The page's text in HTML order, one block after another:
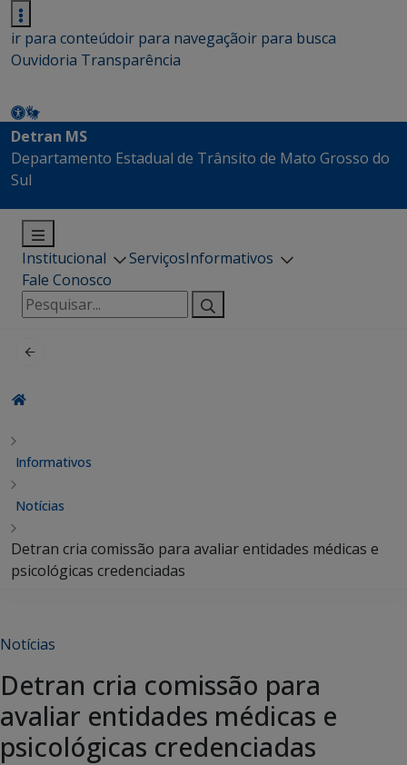
ir para conteúdoir para navegaçãoir para busca
Ouvidoria Transparência
Detran MS
Departamento Estadual de Trânsito de Mato Grosso do
Sul
Institucional ServiçosInformativos
Fale Conosco
Pesquisar
por:
Informativos
Notícias
Detran cria comissão para avaliar entidades médicas e
psicológicas credenciadas
Notícias
Detran cria comissão para
avaliar entidades médicas e
psicológicas credenciadas